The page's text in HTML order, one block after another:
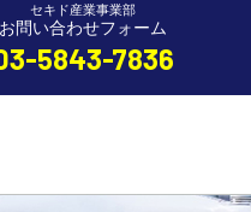
セキド産業事業部
お問い合わせフォーム
5843-7836